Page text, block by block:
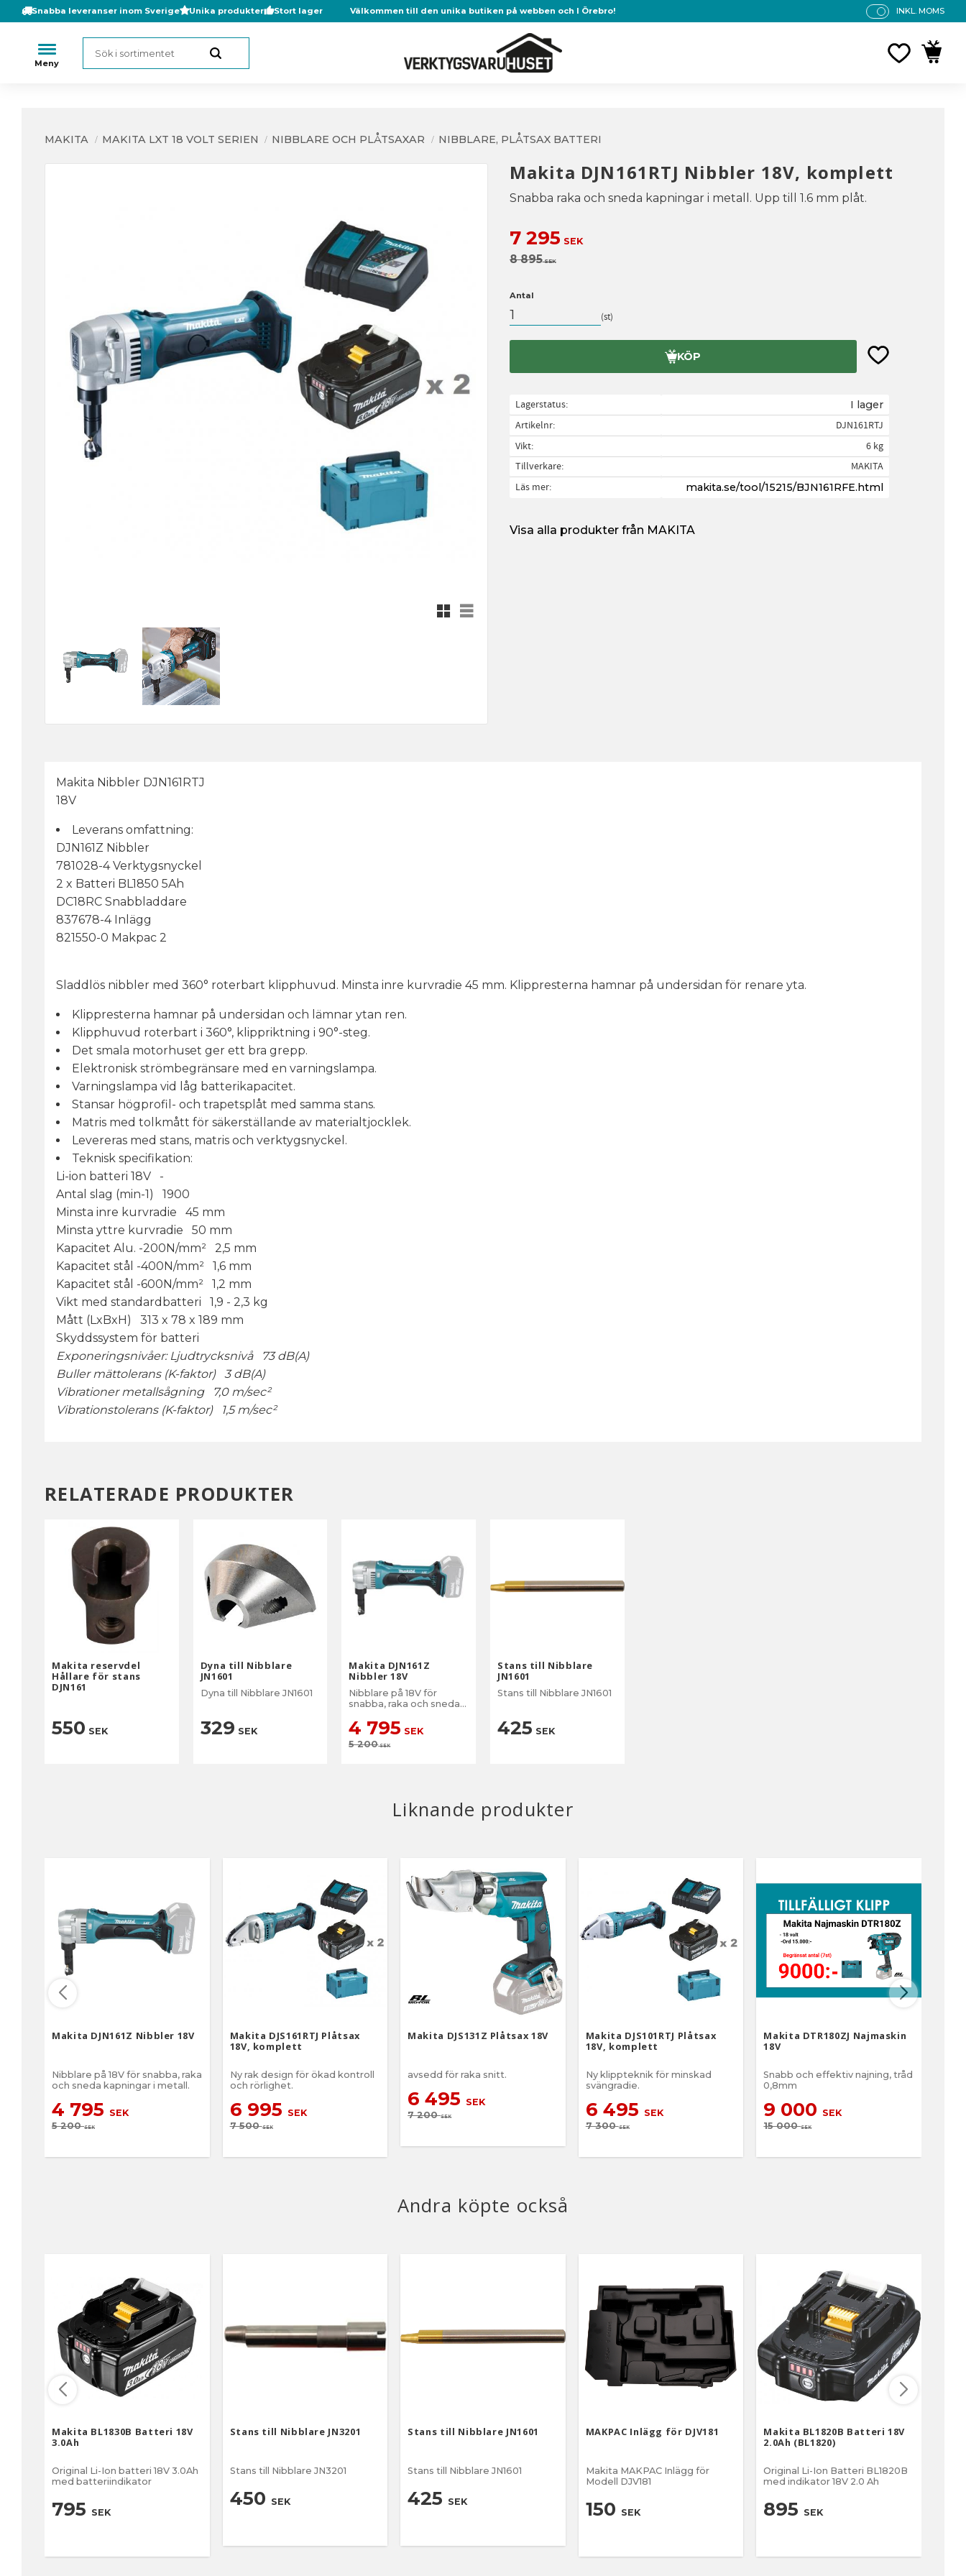
Snabba leveranser inom Sverige Unika produkter Stort lager Välkommen till den unika butiken på webben och I Örebro!
P
INKL. MOMS
MAKITA MAKITA LXT 18 VOLT SERIEN NIBBLARE OCH PLÅTSAXAR NIBBLARE, PLÅTSAX BATTERI
Makita DJN161RTJ Nibbler 18V, komplett
Snabba raka och sneda kapningar i metall. Upp till 1.6 mm plåt.
Rutnätsvy
Listvy
Nedsatt pris:
7 295 SEK
Ordinarie pris:
8 895SEK
Antal
st
KÖP Lägg till i
Lagerstatus I lager
Artikelnr
DJN161RTJ
Vikt
6 kg
Tillverkare
MAKITA
Läs mer
makita.se/tool/15215/BJN161RFE.html
Visa alla produkter från MAKITA
Makita Nibbler DJN161RTJ
18V
Leverans omfattning:
DJN161Z Nibbler
781028-4 Verktygsnyckel
2 x Batteri BL1850 5Ah
DC18RC Snabbladdare
837678-4 Inlägg
821550-0 Makpac 2
Sladdlös nibbler med 360° roterbart klipphuvud. Minsta inre kurvradie 45 mm. Klippresterna hamnar på undersidan för renare yta.
Klippresterna hamnar på undersidan och lämnar ytan ren.
Klipphuvud roterbart i 360°, klippriktning i 90°-steg.
Det smala motorhuset ger ett bra grepp.
Elektronisk strömbegränsare med en varningslampa.
Varningslampa vid låg batterikapacitet.
Stansar högprofil- och trapetsplåt med samma stans.
Matris med tolkmått för säkerställande av materialtjocklek.
Levereras med stans, matris och verktygsnyckel.
Teknisk specifikation:
Li-ion batteri 18V -
Antal slag (min-1) 1900
Minsta inre kurvradie 45 mm
Minsta yttre kurvradie 50 mm
Kapacitet Alu. -200N/mm² 2,5 mm
Kapacitet stål -400N/mm² 1,6 mm
Kapacitet stål -600N/mm² 1,2 mm
Vikt med standardbatteri 1,9 - 2,3 kg
Mått (LxBxH) 313 x 78 x 189 mm
Skyddssystem för batteri
Exponeringsnivåer: Ljudtrycksnivå 73 dB(A)
Buller mättolerans (K-faktor) 3 dB(A)
Vibrationer metallsågning 7,0 m/sec²
Vibrationstolerans (K-faktor) 1,5 m/sec²
RELATERADE PRODUKTER
Makita reservdel
Hållare för stans
DJN161
550 SEK
Dyna till Nibblare
JN1601
Dyna till Nibblare JN1601
329 SEK
Makita DJN161Z
Nibbler 18V
Nibblare på 18V för
snabba, raka och sneda
4 795 SEK
5 200SEK
Stans till Nibblare
JN1601
Stans till Nibblare JN1601
425 SEK
Liknande produkter
Makita DJN161Z Nibbler 18V
Nibblare på 18V för snabba, raka
och sneda kapningar i metall.
4 795 SEK
5 200SEK
Makita DJS161RTJ Plåtsax
18V, komplett
Ny rak design för ökad kontroll
och rörlighet.
6 995 SEK
7 500SEK
Makita DJS131Z Plåtsax 18V
avsedd för raka snitt.
6 495 SEK
7 200SEK
Makita DJS101RTJ Plåtsax
18V, komplett
Ny klippteknik för minskad
svängradie.
6 495 SEK
7 300SEK
Makita DTR180ZJ Najmaskin
18V
Snabb och effektiv najning, tråd
0,8mm
9 000 SEK
15 000SEK
Andra köpte också
Makita BL1830B Batteri 18V
3.0Ah
Original Li-Ion batteri 18V 3.0Ah
med batteriindikator
795 SEK
Stans till Nibblare JN3201
Stans till Nibblare JN3201
450 SEK
Stans till Nibblare JN1601
Stans till Nibblare JN1601
425 SEK
MAKPAC Inlägg för DJV181
Makita MAKPAC Inlägg för
Modell DJV181
150 SEK
Makita BL1820B Batteri 18V
2.0Ah (BL1820)
Original Li-Ion Batteri BL1820B
med indikator 18V 2.0 Ah
895 SEK